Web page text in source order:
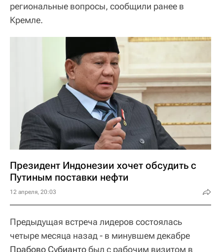
региональные вопросы, сообщили ранее в
Кремле.
Президент Индонезии хочет обсудить с
Путиным поставки нефти
12 апреля, 20:03
Предыдущая встреча лидеров состоялась
четыре месяца назад - в минувшем декабре
Прабово Субиантобыл с рабочим визитом в